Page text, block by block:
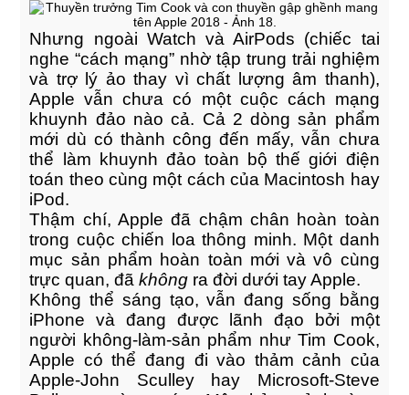
Nhưng ngoài Watch và AirPods (chiếc tai
nghe “cách mạng” nhờ tập trung trải nghiệm
và trợ lý ảo thay vì chất lượng âm thanh),
Apple vẫn chưa có một cuộc cách mạng
khuynh đảo nào cả. Cả 2 dòng sản phẩm
mới dù có thành công đến mấy, vẫn chưa
thể làm khuynh đảo toàn bộ thế giới điện
toán theo cùng một cách của Macintosh hay
iPod.
Thậm chí, Apple đã chậm chân hoàn toàn
trong cuộc chiến loa thông minh. Một danh
mục sản phẩm hoàn toàn mới và vô cùng
trực quan, đãkhông ra đời dưới tay Apple.
Không thể sáng tạo, vẫn đang sống bằng
iPhone và đang được lãnh đạo bởi một
người không-làm-sản phẩm như Tim Cook,
Apple có thể đang đi vào thảm cảnh của
Apple-John Sculley hay Microsoft-Steve